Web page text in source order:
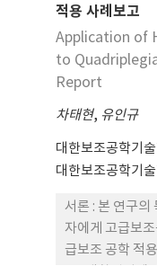
사, 자아수용검사
과 : 보조공학
가되는 결과가
문항 일부에서도
JAN의 5단계
업 수행능력과
향을 주는 것으
과 직업 유지 증
가 필요할 것으로
적용 사례보고
Application of
to
Report
차태현, 유인규
대한보조공학기술
대한보조공학기술
서론 : 본 연구의
자에게 고급보
급보조 공학 적